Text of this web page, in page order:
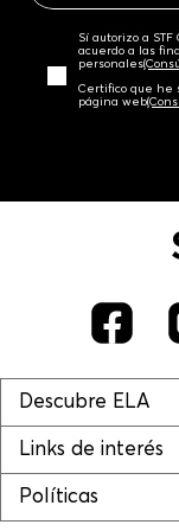
Sí autorizo a
acuerdo a las
personales‎
Certifico que he
página web‎
Descubre ELA
Links de interés
Políticas